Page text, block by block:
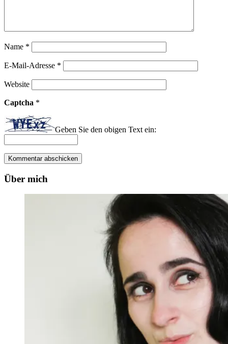
Name *
E-Mail-Adresse *
Website
Captcha *
Geben Sie den obigen Text ein:
Über mich